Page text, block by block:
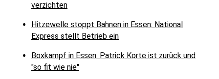
verzichten
Hitzewelle stoppt Bahnen in Essen: National
Express stellt Betrieb ein
Boxkampf in Essen: Patrick Korte ist zurück und
"so fit wie nie"